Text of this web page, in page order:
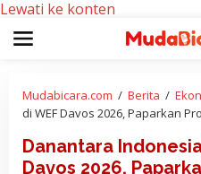
Lewati ke konten
Mudabicara.com / Berita /
di WEF Davos 2026, Paparkan
Danantara
Davos 2026,